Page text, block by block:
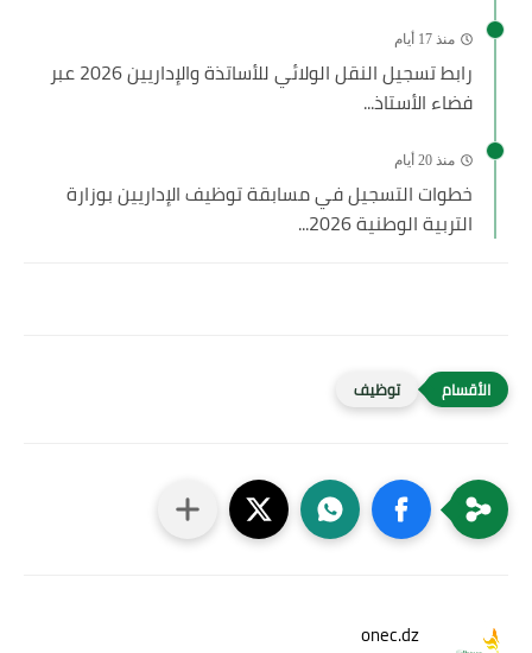
منذ 17 أيام
رابط تسجيل النقل الولائي للأساتذة والإداريين 2026 عبر
فضاء الأستاذ...
منذ 20 أيام
خطوات التسجيل في مسابقة توظيف الإداريين بوزارة
التربية الوطنية 2026...
توظيف
onec.dz